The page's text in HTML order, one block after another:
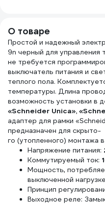
О товаре
Простой и надежный
9n черный для управления
не требуется
выключатель питания и
теплого пола.
температуры. Длина
возможность установки в
«Schneider Unica»,
адаптер для рамки
предназначен для скрыто-
го (утопленного) монтажа
Напряжение питания:
Коммутируемый ток:
Мощность,
выключенной
Принцип
Выходное реле: